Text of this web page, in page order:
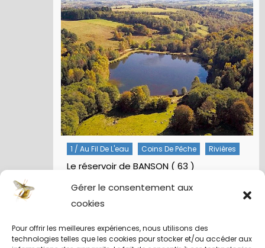
Gérer le consentement aux
cookies
Pour offrir les meilleures expériences, nous utilisons des
technologies telles que les cookies pour stocker et/ou accéder aux
5 / Fiches Montage Artificielles